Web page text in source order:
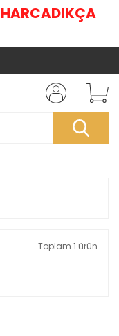
HARCADIKÇA
Toplam 1 ürün